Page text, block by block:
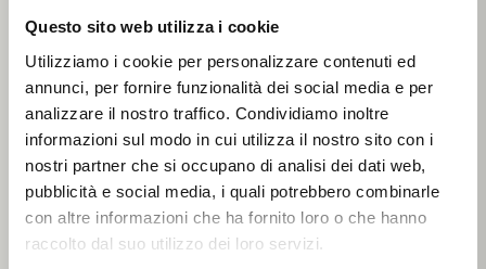
Questo sito web utilizza i cookie
Utilizziamo i cookie per personalizzare contenuti ed
annunci, per fornire funzionalità dei social media e per
analizzare il nostro traffico. Condividiamo inoltre
informazioni sul modo in cui utilizza il nostro sito con i
nostri partner che si occupano di analisi dei dati web,
pubblicità e social media, i quali potrebbero combinarle
con altre informazioni che ha fornito loro o che hanno
raccolto dal suo utilizzo dei loro servizi.
SCARPE ANTINFORTUNISTICHE
RANKING RELOAD
S3 SRC - ESD -
Navy
€117,00
VEDI PRODOTTO
SCARPE ANTINFORTUNISTICHE
Cross S1P SRC
ESD - Cenere
€97,00
VEDI PRODOTTO